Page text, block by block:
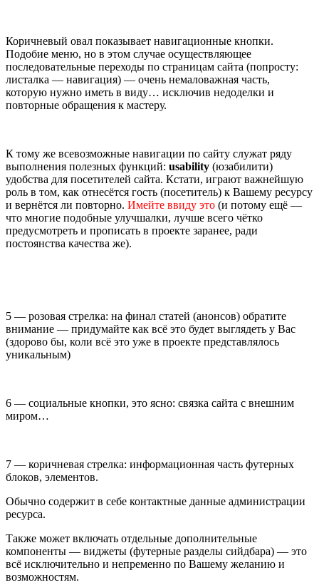
Коричневый овал показывает навигационные кнопки.
Подобие меню, но в этом случае осуществляющее
последовательные переходы по страницам сайта (попросту:
листалка — навигация) — очень немаловажная часть,
которую нужно иметь в виду… исключив недоделки и
повторные обращения к мастеру.
К тому же всевозможные навигации по сайту служат ряду
выполнения полезных функций: usability (юзабилити)
удобства для посетителей сайта. Кстати, играют важнейшую
роль в том, как отнесётся гость (посетитель) к Вашему ресурсу
и вернётся ли повторно. Имейте ввиду это (и потому ещё —
что многие подобные улучшалки, лучше всего чётко
предусмотреть и прописать в проекте заранее, ради
постоянства качества же).
5 — розовая стрелка: на финал статей (анонсов) обратите
внимание — придумайте как всё это будет выглядеть у Вас
(здорово бы, коли всё это уже в проекте представлялось
уникальным)
6 — социальные кнопки, это ясно: связка сайта с внешним
миром…
7 — коричневая стрелка: информационная часть футерных
блоков, элементов.
Обычно содержит в себе контактные данные администрации
ресурса.
Также может включать отдельные дополнительные
компоненты — виджеты (футерные разделы сийдбара) — это
всё исключительно и непременно по Вашему желанию и
возможностям.